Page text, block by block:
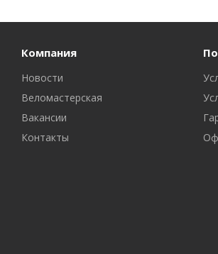
Компания
Новости
Веломастерская
Вакансии
Контакты